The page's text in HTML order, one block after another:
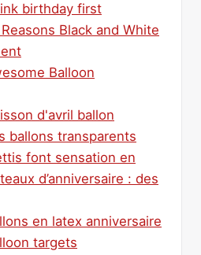
birthday first
Black and White
Balloon
d'avril ballon
ballons transparents
font sensation en
d’anniversaire : des
en latex anniversaire
targets